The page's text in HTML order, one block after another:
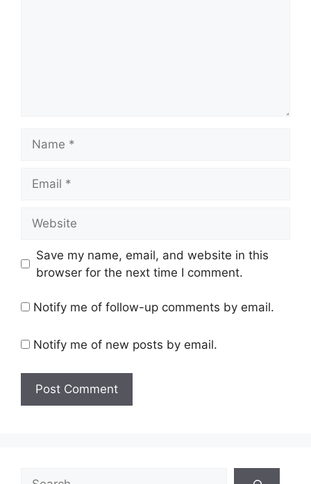
Save my name, email, and website in this
browser for the next time I comment.
Notify me of follow-up comments by email.
Notify me of new posts by email.
Search